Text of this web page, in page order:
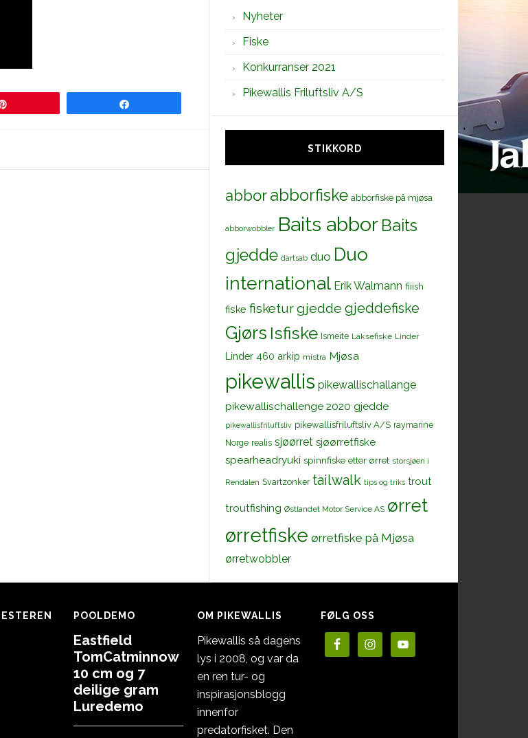
Nyheter
Fiske
Konkurranser 2021
Pikewallis Friluftsliv A/S
STIKKORD
abborabborfiske abborfiske på mjøsa
abborwobbler Baits abbor Baits
gjedde dartsab duo Duo
international Erik Walmann fiiish
fiske fisketurgjedde gjeddefiske
Gjørs Isfiske Ismeite Laksefiske Linder
Linder 460 arkip mistra Mjøsa
pikewallis pikewallischallange
pikewallischallenge 2020 gjedde
pikewallisfriluftsliv pikewallisfriluftsliv A/S raymarine
Norge realis sjøørret sjøørretfiske
spearheadryuki spinnfiske etter ørret storsjøen i
Rendalen Svartzonker tailwalk tips og triks trout
troutfishing Østlandet Motor Service AS ørret
ørretfiske ørretfiske på Mjøsa
ørretwobbler
POOLDEMO
Eastfield
TomCatminnow
10 cm og 7
deilige gram
Luredemo
OM PIKEWALLIS
Pikewallis så dagens
lys i 2008, og var da
en ren tur- og
inspirasjonsblogg
innenfor
predatorfisket. Den
FØLG OSS